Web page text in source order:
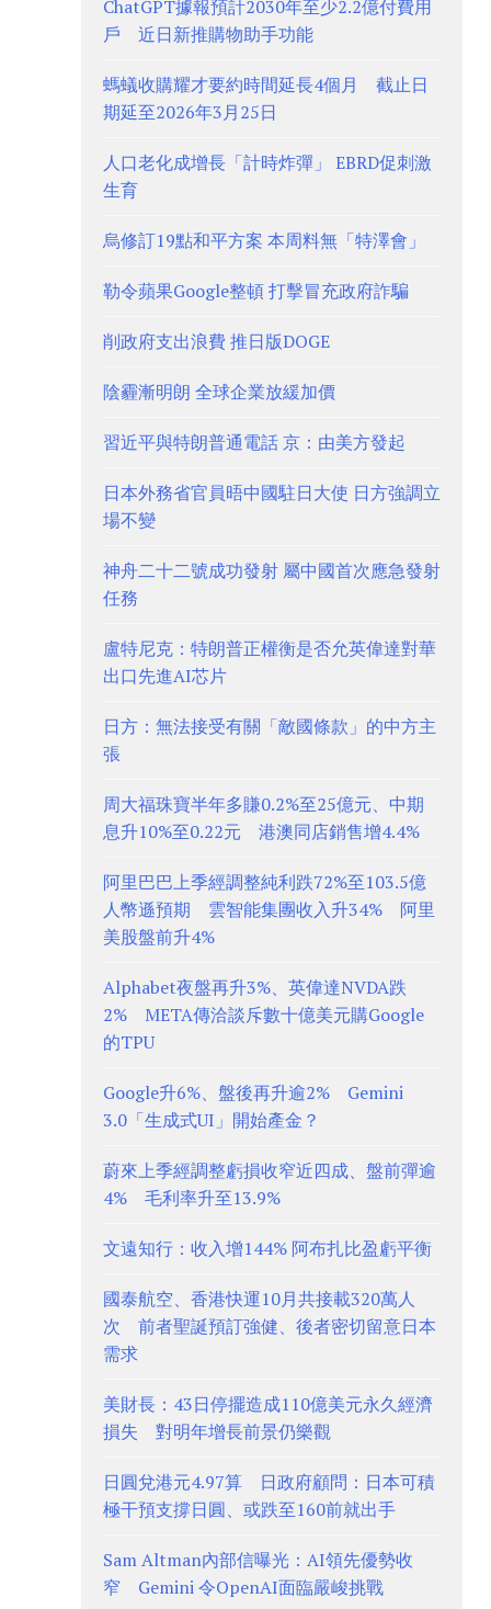
ChatGPT據報預計2030年至少2.2億付費用
戶 近日新推購物助手功能
螞蟻收購耀才要約時間延長4個月 截止日
期延至2026年3月25日
人口老化成增長「計時炸彈」 EBRD促刺激
生育
烏修訂19點和平方案 本周料無「特澤會」
勒令蘋果Google整頓 打擊冒充政府詐騙
削政府支出浪費 推日版DOGE
陰霾漸明朗 全球企業放緩加價
習近平與特朗普通電話 京：由美方發起
日本外務省官員晤中國駐日大使 日方強調立
場不變
神舟二十二號成功發射 屬中國首次應急發射
任務
盧特尼克：特朗普正權衡是否允英偉達對華
出口先進AI芯片
日方：無法接受有關「敵國條款」的中方主
張
周大福珠寶半年多賺0.2%至25億元、中期
息升10%至0.22元 港澳同店銷售增4.4%
阿里巴巴上季經調整純利跌72%至103.5億
人幣遜預期 雲智能集團收入升34% 阿里
美股盤前升4%
Alphabet夜盤再升3%、英偉達NVDA跌
2% META傳洽談斥數十億美元購Google
的TPU
Google升6%、盤後再升逾2% Gemini
3.0「生成式UI」開始產金？
蔚來上季經調整虧損收窄近四成、盤前彈逾
4% 毛利率升至13.9%
文遠知行：收入增144% 阿布扎比盈虧平衡
國泰航空、香港快運10月共接載320萬人
次 前者聖誕預訂強健、後者密切留意日本
需求
美財長：43日停擺造成110億美元永久經濟
損失 對明年增長前景仍樂觀
日圓兌港元4.97算 日政府顧問：日本可積
極干預支撐日圓、或跌至160前就出手
Sam Altman內部信曝光：AI領先優勢收
窄 Gemini 令OpenAI面臨嚴峻挑戰